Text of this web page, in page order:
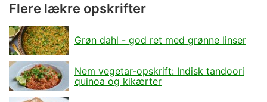
Flere lækre opskrifter
Grøn dahl - god ret med grønne linser
Nem vegetar-opskrift: Indisk tandoori
quinoa og kikærter